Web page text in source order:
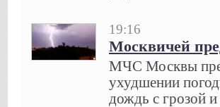
19:16
Москвичей
МЧС Москвы
ухудшении
дождь с грозой